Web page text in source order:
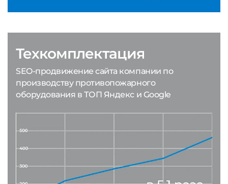
Техкомплектация
SEO-продвижение сайта компании по
производству противопожарного
оборудования в ТОП Яндекс и Google